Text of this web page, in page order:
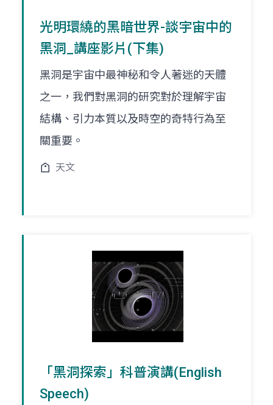
光明環繞的黑暗世界-談宇宙中的
黑洞_講座影片(下集)
黑洞是宇宙中最神秘和令人著迷的天體
之一，我們對黑洞的研究對於理解宇宙
結構、引力本質以及時空的奇特行為至
關重要。
天文
「黑洞探索」科普演講(English
Speech)